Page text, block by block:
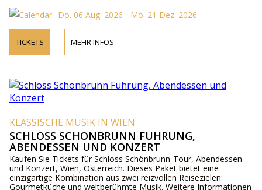
Do. 06 Aug. 2026 - Mo. 21 Dez. 2026
TICKETS MEHR INFOS
KLASSISCHE MUSIK IN WIEN
SCHLOSS SCHÖNBRUNN FÜHRUNG,
ABENDESSEN UND KONZERT
Kaufen Sie Tickets für Schloss Schönbrunn-Tour, Abendessen
und Konzert, Wien, Österreich. Dieses Paket bietet eine
einzigartige Kombination aus zwei reizvollen Reisezielen:
Gourmetküche und weltberühmte Musik. Weitere Informationen